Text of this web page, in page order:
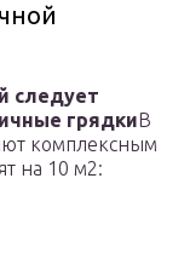
следует
грядкиВ
комплексным
на 10 м2: